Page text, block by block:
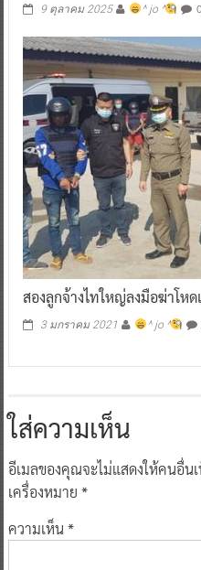
9 ตุลาคม 2025 ^ jo ^ 0
สองลูกจ้างไทใหญ่ลงมือฆ่าโห
3 มกราคม 2021 ^ jo ^
ใส่ความเห็น
อีเมลของคุณจะไม่แสดงให้คนอื่น
เครื่องหมาย *
ความเห็น*